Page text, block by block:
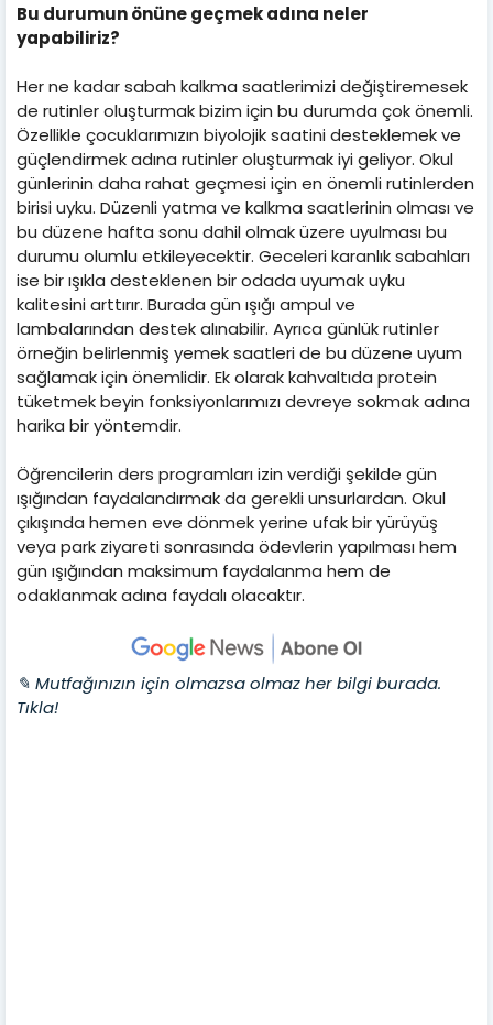
Bu durumun önüne geçmek adına neler
yapabiliriz?
Her ne kadar sabah kalkma saatlerimizi değiştiremesek
de rutinler oluşturmak bizim için bu durumda çok önemli.
Özellikle çocuklarımızın biyolojik saatini desteklemek ve
güçlendirmek adına rutinler oluşturmak iyi geliyor. Okul
günlerinin daha rahat geçmesi için en önemli rutinlerden
birisi uyku. Düzenli yatma ve kalkma saatlerinin olması ve
bu düzene hafta sonu dahil olmak üzere uyulması bu
durumu olumlu etkileyecektir. Geceleri karanlık sabahları
ise bir ışıkla desteklenen bir odada uyumak uyku
kalitesini arttırır. Burada gün ışığı ampul ve
lambalarından destek alınabilir. Ayrıca günlük rutinler
örneğin belirlenmiş yemek saatleri de bu düzene uyum
sağlamak için önemlidir. Ek olarak kahvaltıda protein
tüketmek beyin fonksiyonlarımızı devreye sokmak adına
harika bir yöntemdir.
Öğrencilerin ders programları izin verdiği şekilde gün
ışığından faydalandırmak da gerekli unsurlardan. Okul
çıkışında hemen eve dönmek yerine ufak bir yürüyüş
veya park ziyareti sonrasında ödevlerin yapılması hem
gün ışığından maksimum faydalanma hem de
odaklanmak adına faydalı olacaktır.
✎ Mutfağınızın için olmazsa olmaz her bilgi burada.
Tıkla!